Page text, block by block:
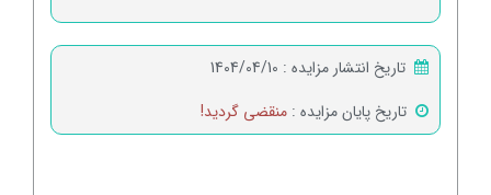
تاریخ انتشار مزایده : 1404/04/10
تاریخ پایان مزایده : منقضی گردید!